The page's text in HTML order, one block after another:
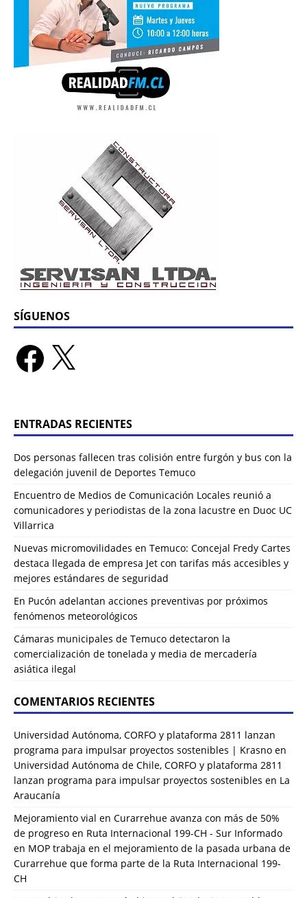
SÍGUENOS
ENTRADAS RECIENTES
Dos personas fallecen tras colisión entre furgón y bus con la
delegación juvenil de Deportes Temuco
Encuentro de Medios de Comunicación Locales reunió a
comunicadores y periodistas de la zona lacustre en Duoc UC
Villarrica
Nuevas micromovilidades en Temuco: Concejal Fredy Cartes
destaca llegada de empresa Jet con tarifas más accesibles y
mejores estándares de seguridad
En Pucón adelantan acciones preventivas por próximos
fenómenos meteorológicos
Cámaras municipales de Temuco detectaron la
comercialización de tonelada y media de mercadería
asiática ilegal
COMENTARIOS RECIENTES
Universidad Autónoma, CORFO y plataforma 2811 lanzan
programa para impulsar proyectos sostenibles | Krasno en
Universidad Autónoma de Chile, CORFO y plataforma 2811
lanzan programa para impulsar proyectos sostenibles en La
Araucanía
Mejoramiento vial en Curarrehue avanza con más de 50%
de progreso en Ruta Internacional 199-CH - Sur Informado
en MOP trabaja en el mejoramiento de la pasada urbana de
Curarrehue que forma parte de la Ruta Internacional 199-
CH